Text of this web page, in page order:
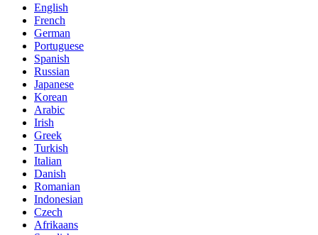
English
French
German
Portuguese
Spanish
Russian
Japanese
Korean
Arabic
Irish
Greek
Turkish
Italian
Danish
Romanian
Indonesian
Czech
Afrikaans